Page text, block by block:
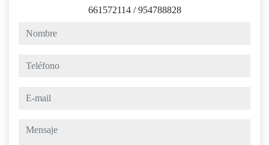
661572114 /954788828
nombre
teléfono
e-mail
mensaje